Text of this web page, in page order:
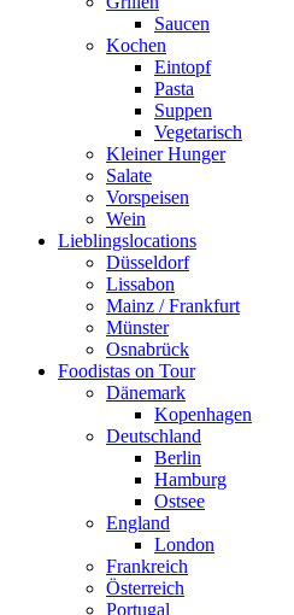
Saucen
Kochen
Eintopf
Pasta
Suppen
Vegetarisch
Kleiner Hunger
Salate
Vorspeisen
Wein
Lieblingslocations
Düsseldorf
Lissabon
Mainz / Frankfurt
Münster
Osnabrück
Foodistas on Tour
Dänemark
Kopenhagen
Deutschland
Berlin
Hamburg
Ostsee
England
London
Frankreich
Österreich
Portugal